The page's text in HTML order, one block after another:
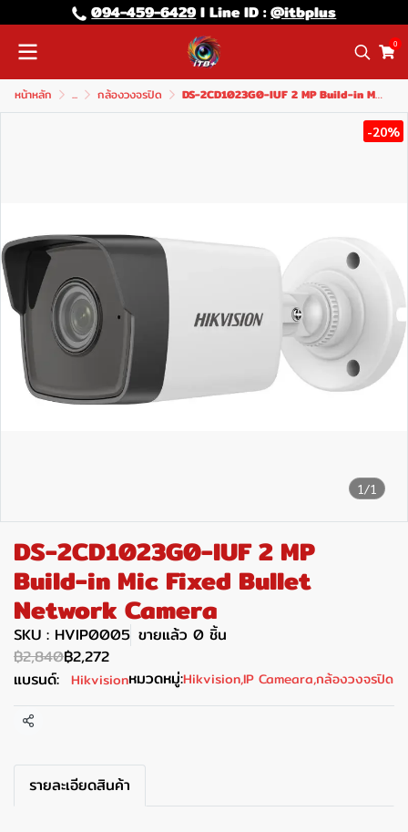
094-459-6429l Line lD :@itbplus
0
หน้าหลัก ... กล้องวงจรปิด DS-2CD1023G0-IUF 2 MP Build-in Mic Fixed Bullet Network Camera
1/1
-20%
DS-2CD1023G0-IUF 2 MP
Build-in Mic Fixed Bullet
Network Camera
SKU : HVIP0005 ขายแล้ว 0 ชิ้น
฿2,840฿2,272
แบรนด์: Hikvisionหมวดหมู่:Hikvision,IP Cameara,กล้องวงจรปิด
แชร์
รายละเอียดสินค้า